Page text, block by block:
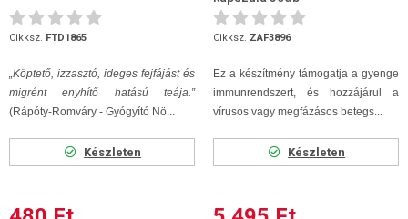
Cikksz. FTD1865
„Köptető, izzasztó, ideges fejfájást és
migrént enyhítő hatású teája.”
(Rápóty-Romváry - Gyógyító Nö...
Készleten
Cikksz. ZAF3896
Ez a készítmény támogatja a gyenge
immunrendszert, és hozzájárul a
vírusos vagy megfázásos betegs...
Készleten